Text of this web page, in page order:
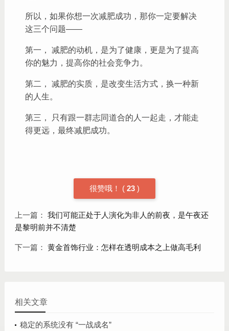
所以，如果你想一次减肥成功，那你一定要解决
这三个问题——
第一， 减肥的动机，是为了健康，更是为了提高
你的魅力，提高你的社会竞争力。
第二， 减肥的实质，是改变生活方式，换一种新
的人生。
第三， 只有跟一群志同道合的人一起走，才能走
得更远，最终减肥成功。
很赞哦！ (23 )
上一篇： 我们可能正处于人演化为非人的前夜，是午夜还
是黎明前并不清楚
下一篇： 黄金首饰行业：怎样在透明成本之上做高毛利
相关文章
稳定的系统没有 “一战成名”